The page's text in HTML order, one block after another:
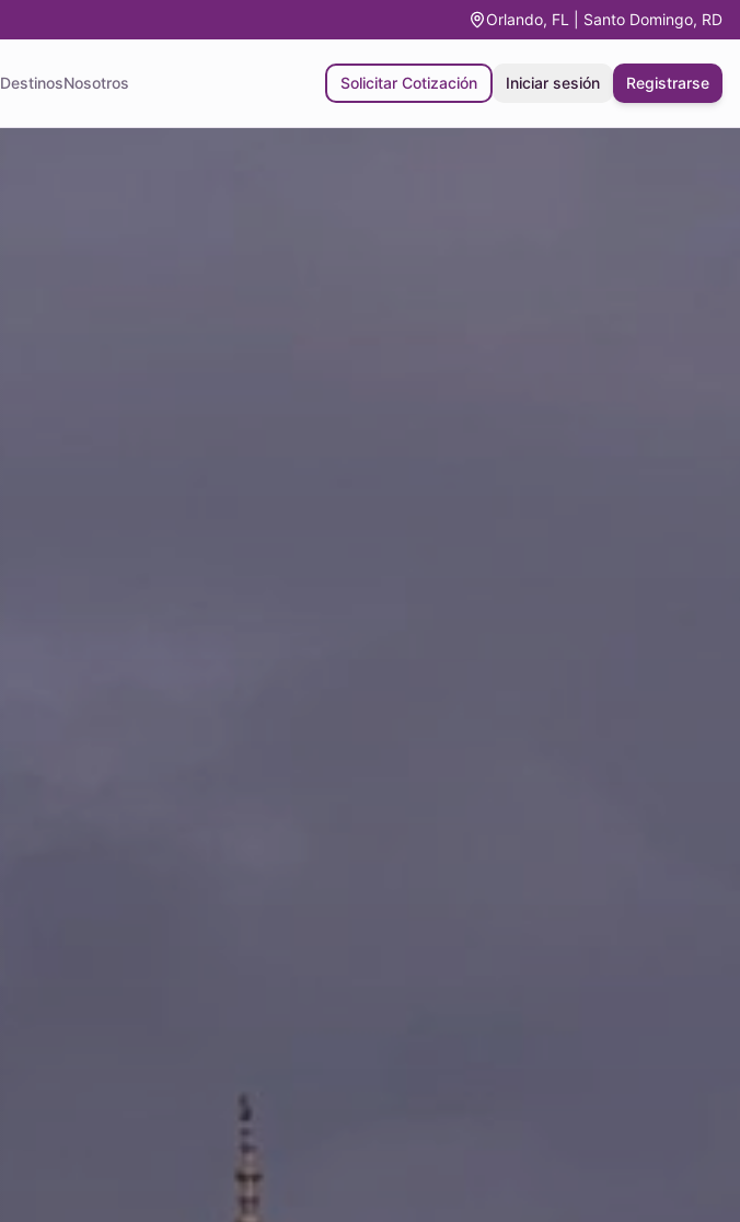
Orlando, FL | Santo Domingo, RD
DestinosNosotros Solicitar Cotización Iniciar sesión Registrarse